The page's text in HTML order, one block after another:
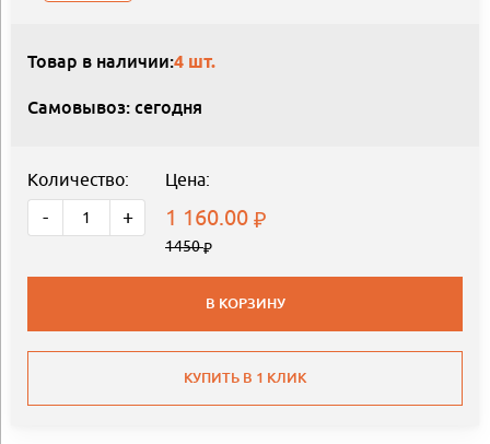
Товар в наличии:4 шт.
Самовывоз: сегодня
Количество:
- +
Цена:
1 160.00
1450
В КОРЗИНУ
КУПИТЬ В 1 КЛИК